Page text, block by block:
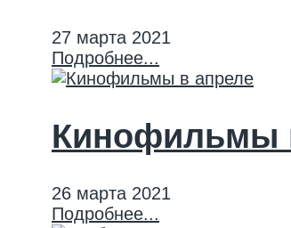
27 марта 2021
Подробнее...
Кинофильмы
26 марта 2021
Подробнее...